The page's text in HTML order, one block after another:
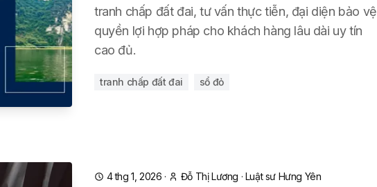
tranh chấp đất đai, tư vấn thực tiễn, đại diện bảo vệ
quyền lợi hợp pháp cho khách hàng lâu dài uy tín
cao đủ.
tranh chấp đất đai sổ đỏ
4 thg 1, 2026 · Đỗ Thị Lương · Luật sư Hưng Yên